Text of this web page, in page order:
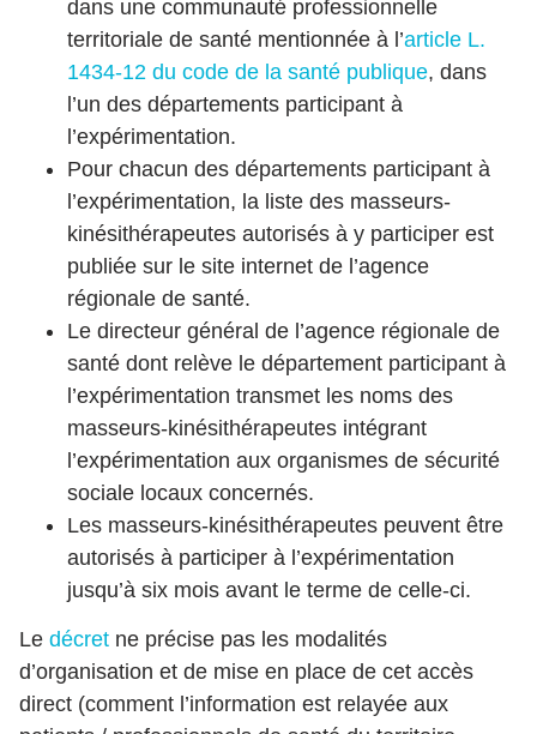
dans une communauté professionnelle
territoriale de santé mentionnée à l’article L.
1434-12 du code de la santé publique, dans
l’un des départements participant à
l’expérimentation.
Pour chacun des départements participant à
l’expérimentation, la liste des masseurs-
kinésithérapeutes autorisés à y participer est
publiée sur le site internet de l’agence
régionale de santé.
Le directeur général de l’agence régionale de
santé dont relève le département participant à
l’expérimentation transmet les noms des
masseurs-kinésithérapeutes intégrant
l’expérimentation aux organismes de sécurité
sociale locaux concernés.
Les masseurs-kinésithérapeutes peuvent être
autorisés à participer à l’expérimentation
jusqu’à six mois avant le terme de celle-ci.
Le décret ne précise pas les modalités
d’organisation et de mise en place de cet accès
direct (comment l’information est relayée aux